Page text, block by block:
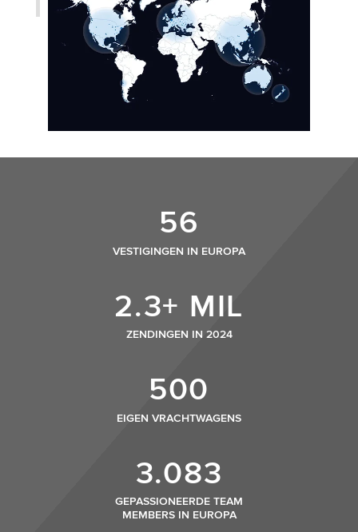
56
VESTIGINGEN IN EUROPA
2.3+ MIL
ZENDINGEN IN 2024
500
EIGEN VRACHTWAGENS
3.083
GEPASSIONEERDE TEAM
MEMBERS IN EUROPA